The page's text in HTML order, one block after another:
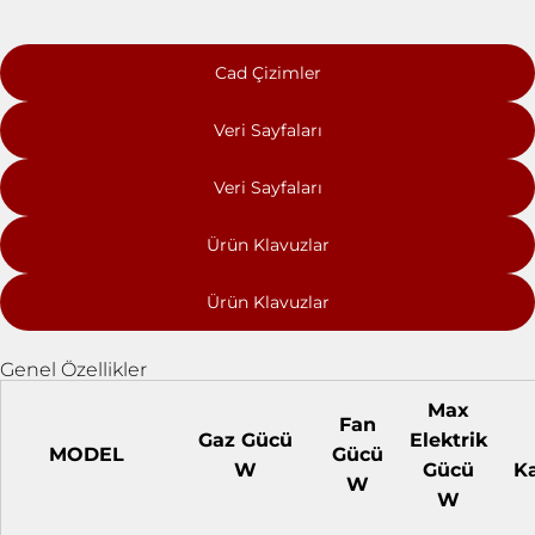
Cad Çizimler
Veri Sayfaları
Veri Sayfaları
Ürün Klavuzlar
Ürün Klavuzlar
Genel Özellikler
MODEL
Gaz Gücü
W
Fan
Gücü
W
Max
Elektrik
Gücü
W